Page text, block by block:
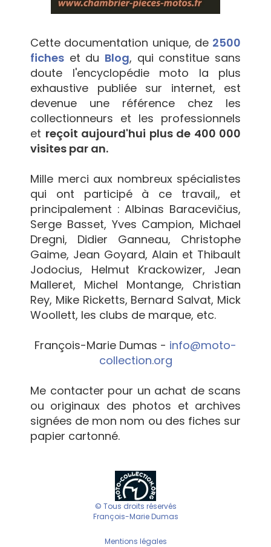
Cette documentation unique, de 2500
fiches et du Blog, qui constitue sans
doute l'encyclopédie moto la plus
exhaustive publiée sur internet, est
devenue une référence chez les
collectionneurs et les professionnels
et reçoit aujourd'hui plus de 400 000
visites par an.
Mille merci aux nombreux spécialistes
qui ont participé à ce travail,, et
principalement : Albinas Baracevičius,
Serge Basset, Yves Campion, Michael
Dregni, Didier Ganneau, Christophe
Gaime, Jean Goyard, Alain et Thibault
Jodocius, Helmut Krackowizer, Jean
Malleret, Michel Montange, Christian
Rey, Mike Ricketts, Bernard Salvat, Mick
Woollett, les clubs de marque, etc.
François-Marie Dumas - info@moto-
collection.org
Me contacter pour un achat de scans
ou originaux des photos et archives
signées de mon nom ou des fiches sur
papier cartonné.
© Tous droits réservés
François-Marie Dumas
Mentions légales